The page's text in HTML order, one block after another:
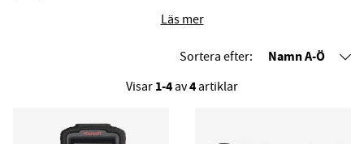
meddelande om vad det rör sig om för fel och varifrån bilen
audi. Behöver du hjälp inför ditt köp?Kontakta oss
Läs mer
Sortera efter: Namn A-Ö
Visar 1-4av4artiklar